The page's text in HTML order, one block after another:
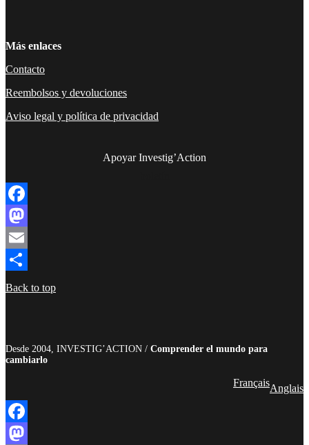
Más enlaces
Contacto
Reembolsos y devoluciones
Aviso legal y política de privacidad
Apoyar Investig’Action
Facebook
Mastodon
Email
Compartir
Back to top
Desde 2004, INVESTIG’ACTION / Comprender el mundo para
cambiarlo
FrançaisAnglais
Facebook